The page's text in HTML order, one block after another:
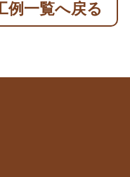
例一覧へ戻る